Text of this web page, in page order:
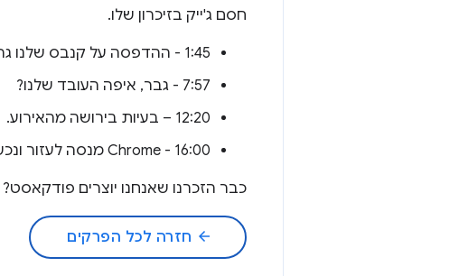
חסם ג'ייק בזיכרון שלו.
1:45 - ההדפסה על קנבס שלנו גרמה לקריסה של Safari ב-iOS.
7:57 - גבר, איפה העובד שלנו?
12:20 – בעיות בירושה מהאירוע.
16:00 - Chrome מנסה לעזור ונכשל.
כבר הזכרנו שאנחנו יוצרים פודקאסט?
arrow_back חזרה לכל הפרקים